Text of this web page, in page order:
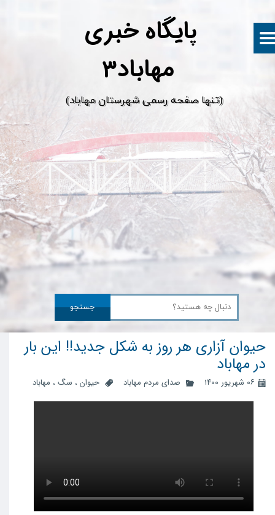
پایگاه خبری
​(تنها صفحه رسمی شهرستان مهاباد)
جستجو
حیوان آزاری هر روز به شکل جدید!! این بار
در مهاباد
۰۶ شهریور ۱۴۰۰ صدای مردم مهاباد حیوان ، سگ ، مهاباد